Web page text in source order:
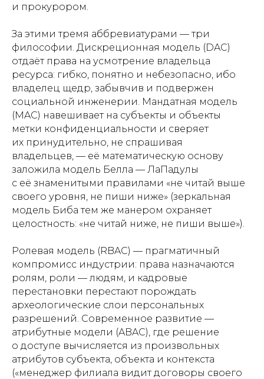
и прокурором.
За этими тремя аббревиатурами — три
философии. Дискреционная модель (DAC)
отдаёт права на усмотрение владельца
ресурса: гибко, понятно и небезопасно, ибо
владелец щедр, забывчив и подвержен
социальной инженерии. Мандатная модель
(MAC) навешивает на субъекты и объекты
метки конфиденциальности и сверяет
их принудительно, не спрашивая
владельцев, — её математическую основу
заложила модель Белла — ЛаПадулы
с её знаменитыми правилами «не читай выше
своего уровня, не пиши ниже» (зеркальная
модель Биба тем же манером охраняет
целостность: «не читай ниже, не пиши выше»).
Ролевая модель (RBAC) — прагматичный
компромисс индустрии: права назначаются
ролям, роли — людям, и кадровые
перестановки перестают порождать
археологические слои персональных
разрешений. Современное развитие —
атрибутные модели (ABAC), где решение
о доступе вычисляется из произвольных
атрибутов субъекта, объекта и контекста
(«менеджер филиала видит договоры своего